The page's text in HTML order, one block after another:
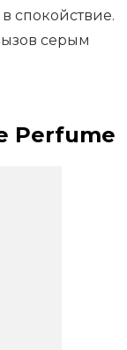
спокойствие.
серым
Perfume